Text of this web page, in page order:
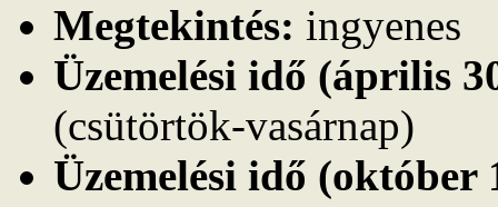
Megtekintés: ingyenes
Üzemelési idő (április
(csütörtök-vasárnap)
Üzemelési idő